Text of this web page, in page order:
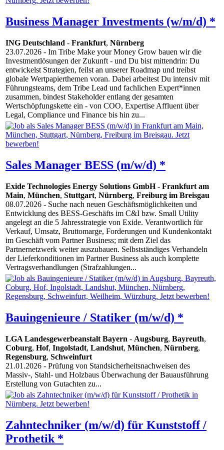
Business Manager Investments (w/m/d) *
ING Deutschland - Frankfurt, Nürnberg
23.07.2026 - Im Tribe Make your Money Grow bauen wir die
Investmentlösungen der Zukunft - und Du bist mittendrin: Du
entwickelst Strategien, feilst an unserer Roadmap und treibst
globale Wertpapierthemen voran. Dabei arbeitest Du intensiv mit
Führungsteams, dem Tribe Lead und fachlichen Expert*innen
zusammen, bindest Stakeholder entlang der gesamten
Wertschöpfungskette ein - von COO, Expertise Affluent über
Legal, Compliance und Finance bis hin zu...
Sales Manager BESS (m/w/d) *
Exide Technologies Energy Solutions GmbH- Frankfurt am
Main, München, Stuttgart, Nürnberg, Freiburg im Breisgau
08.07.2026 - Suche nach neuen Geschäftsmöglichkeiten und
Entwicklung des BESS-Geschäfts im C&I bzw. Small Utility
angelegt an die 5 Jahresstrategie von Exide. Verantwortlich für
Verkauf, Umsatz, Bruttomarge, Forderungen und Kundenkontakt
im Geschäft vom Partner Business; mit dem Ziel das
Partnernetzwerk weiter auszubauen. Selbstständiges Verhandeln
der Lieferkonditionen im Partner Business als auch komplette
Vertragsverhandlungen (Strafzahlungen...
Bauingenieure / Statiker (m/w/d) *
LGA Landesgewerbeanstalt Bayern - Augsburg, Bayreuth,
Coburg, Hof, Ingolstadt, Landshut, München, Nürnberg,
Regensburg, Schweinfurt
21.01.2026 - Prüfung von Standsicherheitsnachweisen des
Massiv-, Stahl- und Holzbaus Überwachung der Bauausführung
Erstellung von Gutachten zu...
Zahntechniker (m/w/d) für Kunststoff /
Prothetik *